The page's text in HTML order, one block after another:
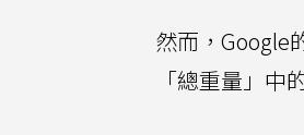
然而，Google
「總重量」中